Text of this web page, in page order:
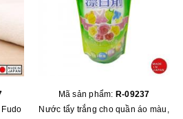
Mã sản phẩm: R-09237
Nước tẩy trắng cho quần áo màu,